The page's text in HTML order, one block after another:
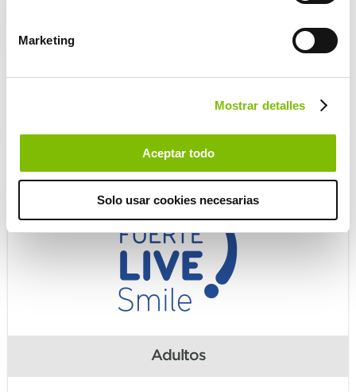
Marketing
Mostrar detalles
Aceptar todo
Solo usar cookies necesarias
Adultos